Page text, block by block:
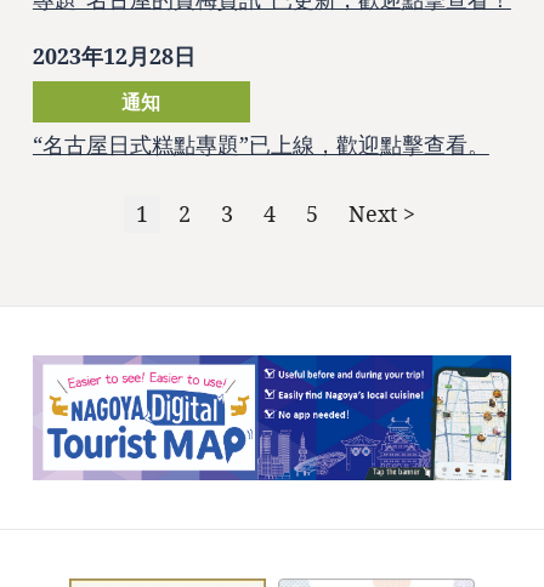
2023年12月28日
通知
“名古屋日式糕點專題”已上線，歡迎點擊查看。
1 2 3 4 5 Next >